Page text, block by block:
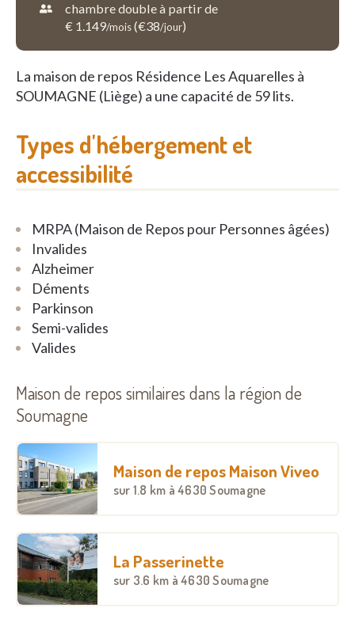
chambre double à partir de
€ 1.149/mois(€38/jour)
La maison de repos Résidence Les Aquarelles à
SOUMAGNE (Liège) a une capacité de 59 lits.
Types d'hébergement et
accessibilité
MRPA (Maison de Repos pour Personnes âgées)
Invalides
Alzheimer
Déments
Parkinson
Semi-valides
Valides
Maison de repos similaires dans la région de
Soumagne
Maison de repos Maison Viveo
sur 1.8 km à 4630 Soumagne
La Passerinette
sur 3.6 km à 4630 Soumagne